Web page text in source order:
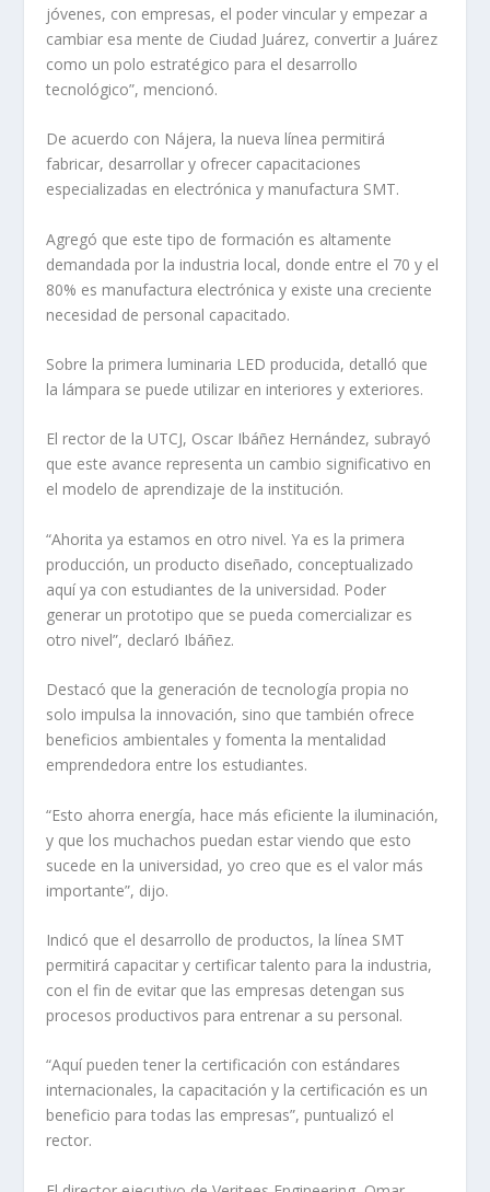
jóvenes, con empresas, el poder vincular y empezar a
cambiar esa mente de Ciudad Juárez, convertir a Juárez
como un polo estratégico para el desarrollo
tecnológico”, mencionó.
De acuerdo con Nájera, la nueva línea permitirá
fabricar, desarrollar y ofrecer capacitaciones
especializadas en electrónica y manufactura SMT.
Agregó que este tipo de formación es altamente
demandada por la industria local, donde entre el 70 y el
80% es manufactura electrónica y existe una creciente
necesidad de personal capacitado.
Sobre la primera luminaria LED producida, detalló que
la lámpara se puede utilizar en interiores y exteriores.
El rector de la UTCJ, Oscar Ibáñez Hernández, subrayó
que este avance representa un cambio significativo en
el modelo de aprendizaje de la institución.
“Ahorita ya estamos en otro nivel. Ya es la primera
producción, un producto diseñado, conceptualizado
aquí ya con estudiantes de la universidad. Poder
generar un prototipo que se pueda comercializar es
otro nivel”, declaró Ibáñez.
Destacó que la generación de tecnología propia no
solo impulsa la innovación, sino que también ofrece
beneficios ambientales y fomenta la mentalidad
emprendedora entre los estudiantes.
“Esto ahorra energía, hace más eficiente la iluminación,
y que los muchachos puedan estar viendo que esto
sucede en la universidad, yo creo que es el valor más
importante”, dijo.
Indicó que el desarrollo de productos, la línea SMT
permitirá capacitar y certificar talento para la industria,
con el fin de evitar que las empresas detengan sus
procesos productivos para entrenar a su personal.
“Aquí pueden tener la certificación con estándares
internacionales, la capacitación y la certificación es un
beneficio para todas las empresas”, puntualizó el
rector.